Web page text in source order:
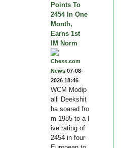
Points To
2454 In One
Month,
Earns 1st
IM Norm
Chess.com
News 07-08-
2026 18:46
WCM Modip
alli Deekshit
ha soared fro
m 1985 to a l
ive rating of
2454 in four